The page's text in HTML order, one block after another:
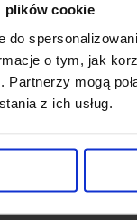
plików cookie
o tym, jak
Partnerzy mogą
z ich usług.
is
for a
BREEAM